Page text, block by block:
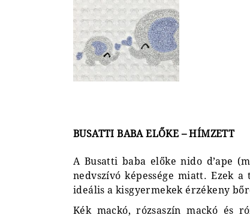
BUSATTI BABA ELŐKE – HÍMZETT
A Busatti baba előke nido d’ape
nedvszívó képessége miatt. Ezek
ideális a kisgyermekek érzékeny
Kék mackó, rózsaszín mackó és